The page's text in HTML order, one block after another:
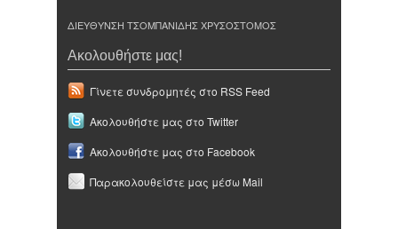
ΔΙΕΥΘΥΝΣΗ ΤΣΟΜΠΑΝΙΔΗΣ ΧΡΥΣΟΣΤΟΜΟΣ
Ακολουθήστε μας!
Γίνετε συνδρομητές στο RSS Feed
Ακολουθήστε μας στο Twitter
Ακολουθήστε μας στο Facebook
Παρακολουθείστε μας μέσω Mail